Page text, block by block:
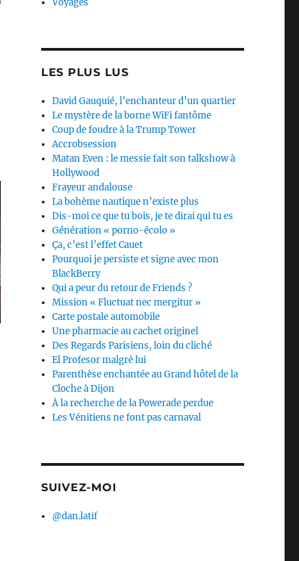
Voyages
LES PLUS LUS
David Gauquié, l’enchanteur d’un quartier
Le mystère de la borne WiFi fantôme
Coup de foudre à la Trump Tower
Accrobsession
Matan Even : le messie fait son talkshow à
Hollywood
Frayeur andalouse
La bohème nautique n’existe plus
Dis-moi ce que tu bois, je te dirai qui tu es
Génération « porno-écolo »
Ça, c’est l’effet Cauet
Pourquoi je persiste et signe avec mon
BlackBerry
Qui a peur du retour de Friends ?
Mission « Fluctuat nec mergitur »
Carte postale automobile
Une pharmacie au cachet originel
Des Regards Parisiens, loin du cliché
El Profesor malgré lui
Parenthèse enchantée au Grand hôtel de la
Cloche à Dijon
À la recherche de la Powerade perdue
Les Vénitiens ne font pas carnaval
SUIVEZ-MOI
@dan.latif